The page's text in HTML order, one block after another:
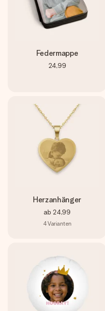
Federmappe
24,99
Herzanhänger
ab 24,99
4Varianten